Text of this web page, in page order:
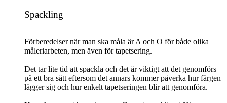
Spackling
Förberedelser när man ska måla är A och O för både olika
måleriarbeten, men även för tapetsering.
Det tar lite tid att spackla och det är viktigt att det genomförs
på ett bra sätt eftersom det annars kommer påverka hur färgen
lägger sig och hur enkelt tapetseringen blir att genomföra.